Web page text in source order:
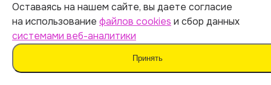
Отправляя форму, вы соглашаетесь
софертой,политикой обработки персональных
данныхи даёте согласие наобработку данных
Оставаясь на нашем сайте, вы даете согласие
на использование файлов cookies и сбор данных
системами веб-аналитики
Принять